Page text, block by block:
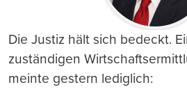
Die Justiz hält sich bedeckt.
zuständigen
meinte gestern lediglich: